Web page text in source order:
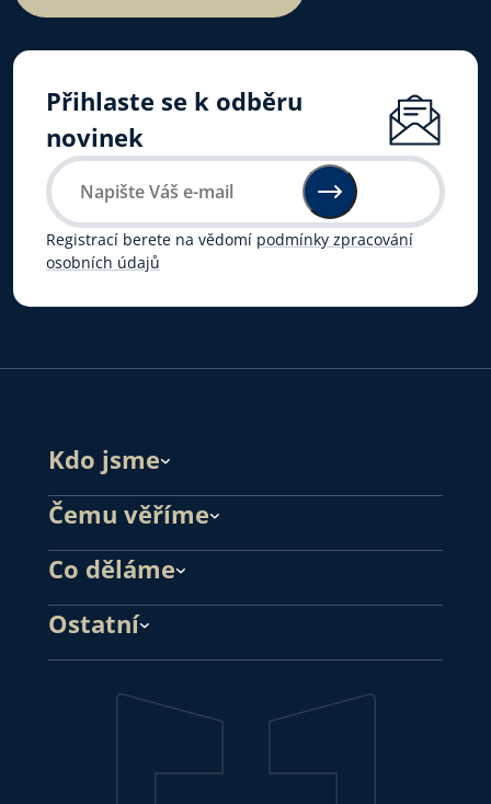
Přihlaste se k odběru
novinek
Registrací berete na vědomí podmínky zpracování
osobních údajů
Kdo jsme
Čemu věříme
Co děláme
Ostatní